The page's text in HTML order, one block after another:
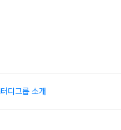
디그룹 소개